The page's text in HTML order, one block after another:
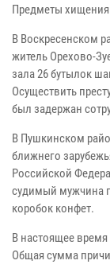
Предметы
В Воскресенском
житель Орехово-
зала 26 бутылок
Осуществить
был задержан
В Пушкинском
ближнего
Российской
судимый мужчина
коробок конфет.
В настоящее
Общая сумма